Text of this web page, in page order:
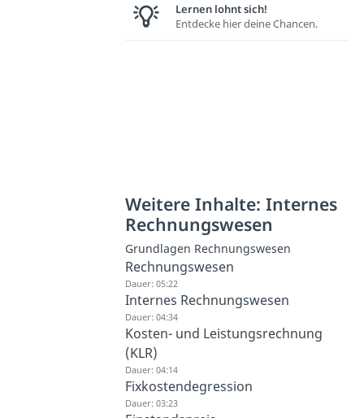
Lernen lohnt sich!
Entdecke hier deine Chancen.
Weitere Inhalte: Internes
Rechnungswesen
Grundlagen Rechnungswesen
Rechnungswesen
Dauer: 05:22
Internes Rechnungswesen
Dauer: 04:34
Kosten- und Leistungsrechnung
(KLR)
Dauer: 04:14
Fixkostendegression
Dauer: 03:23